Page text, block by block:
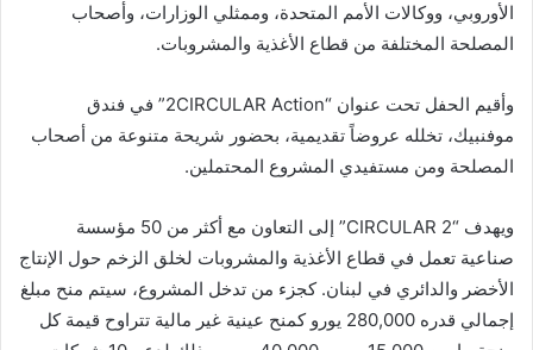
الأوروبي، ووكالات الأمم المتحدة، وممثلي الوزارات، وأصحاب
المصلحة المختلفة من قطاع الأغذية والمشروبات.
وأقيم الحفل تحت عنوان “2CIRCULAR Action” في فندق
موفنبيك، تخلله عروضاً تقديمية، بحضور شريحة متنوعة من أصحاب
المصلحة ومن مستفيدي المشروع المحتملين.
ويهدف “CIRCULAR 2” إلى التعاون مع أكثر من 50 مؤسسة
صناعية تعمل في قطاع الأغذية والمشروبات لخلق الزخم حول الإنتاج
الأخضر والدائري في لبنان. كجزء من تدخل المشروع، سيتم منح مبلغ
إجمالي قدره 280,000 يورو كمنح عينية غير مالية تتراوح قيمة كل